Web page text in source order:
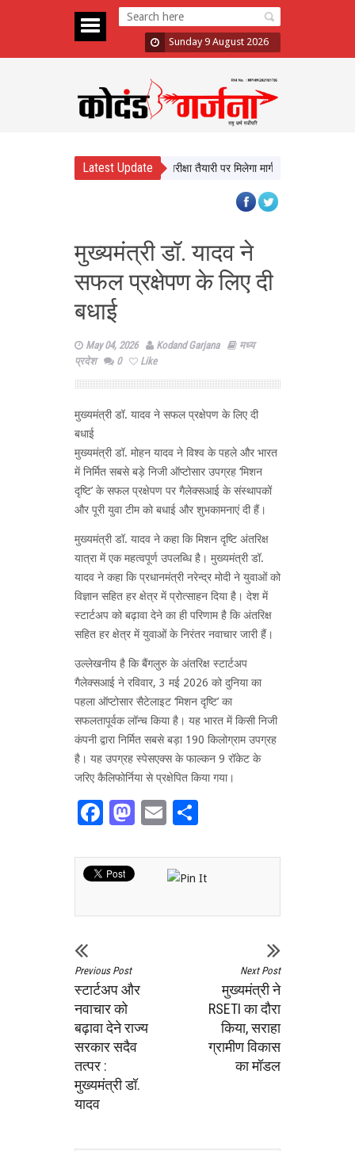
Sunday 9 August 2026
Latest Update
सीखेंगे यूपी के छात्र, करियर और परीक्षा तैयारी पर मिलेगा मार्गदर्शन
मुख्यमंत्री डॉ. यादव ने
सफल प्रक्षेपण के लिए दी
बधाई
May 04, 2026 Kodand Garjana
मध्य
प्रदेश
0 Like
मुख्यमंत्री डॉ. यादव ने सफल प्रक्षेपण के लिए दी
बधाई
मुख्यमंत्री डॉ. मोहन यादव ने विश्व के पहले और भारत
में निर्मित सबसे बड़े निजी ऑप्टोसार उपग्रह ‘मिशन
दृष्टि’ के सफल प्रक्षेपण पर गैलेक्सआई के संस्थापकों
और पूरी युवा टीम को बधाई और शुभकामनाएं दी हैं।
मुख्यमंत्री डॉ. यादव ने कहा कि मिशन दृष्टि अंतरिक्ष
यात्रा में एक महत्वपूर्ण उपलब्धि है। मुख्यमंत्री डॉ.
यादव ने कहा कि प्रधानमंत्री नरेन्द्र मोदी ने युवाओं को
विज्ञान सहित हर क्षेत्र में प्रोत्साहन दिया है। देश में
स्टार्टअप को बढ़ावा देने का ही परिणाम है कि अंतरिक्ष
सहित हर क्षेत्र में युवाओं के निरंतर नवाचार जारी हैं।
उल्लेखनीय है कि बैंगलुरु के अंतरिक्ष स्टार्टअप
गैलेक्सआई ने रविवार, 3 मई 2026 को दुनिया का
पहला ऑप्टोसार सैटेलाइट ‘मिशन दृष्टि’ का
सफलतापूर्वक लॉन्च किया है। यह भारत में किसी निजी
कंपनी द्वारा निर्मित सबसे बड़ा 190 किलोग्राम उपग्रह
है। यह उपग्रह स्पेसएक्स के फाल्कन 9 रॉकेट के
जरिए कैलिफोर्निया से प्रक्षेपित किया गया।
Facebook
Mastodon
Email
Previous Post
स्टार्टअप और
नवाचार को
बढ़ावा देने राज्य
सरकार सदैव
तत्पर :
मुख्यमंत्री डॉ.
यादव
Next Post
मुख्यमंत्री ने
RSETI का दौरा
किया, सराहा
ग्रामीण विकास
का मॉडल